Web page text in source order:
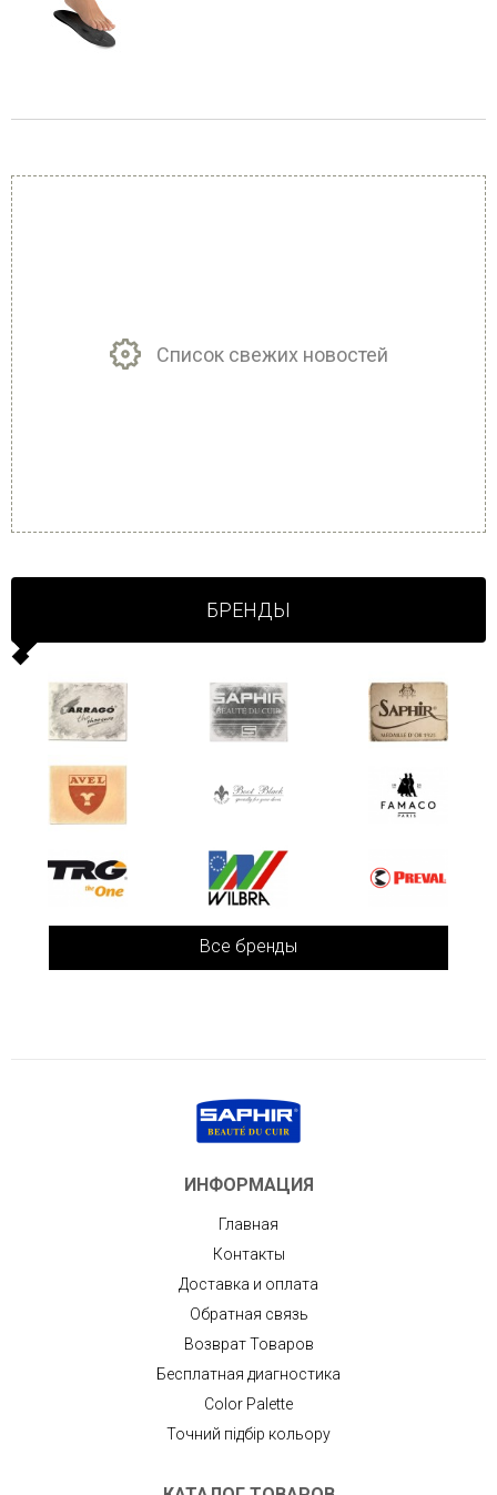
Список свежих новостей
БРЕНДЫ
Все бренды
ИНФОРМАЦИЯ
Главная
Контакты
Доставка и оплата
Обратная связь
Возврат Товаров
Бесплатная диагностика
Color Palette
Точний підбір кольору